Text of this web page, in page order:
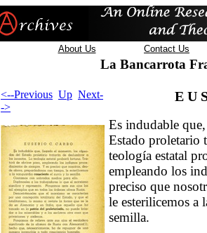
About Us Contact Us
La Bancarrota
<--Previous Up Next-
->
E U
Es indudable
Estado proletario
teología estatal
empleando los
preciso que
le esterilicemos a
semilla.